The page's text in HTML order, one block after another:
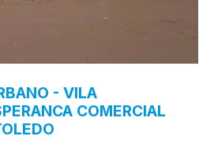
- VILA
COMERCIAL